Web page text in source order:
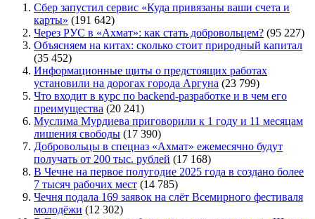
Сбер запустил сервис «Куда привязаны ваши счета и
карты» (191 642)
Через РУС в «Ахмат»: как стать добровольцем? (95 227)
Объясняем на китах: сколько стоит природный капитал
(35 452)
Информационные щиты о предстоящих работах
установили на дорогах города Аргуна (23 799)
Что входит в курс по backend-разработке и в чем его
преимущества (20 241)
Муслима Мурдиева приговорили к 1 году и 11 месяцам
лишения свободы (17 390)
Добровольцы в спецназ «Ахмат» ежемесячно будут
получать от 200 тыс. рублей (17 168)
В Чечне на первое полугодие 2025 года в создано более
7 тысяч рабочих мест (14 785)
Чечня подала 169 заявок на слёт Всемирного фестиваля
молодёжи (12 302)